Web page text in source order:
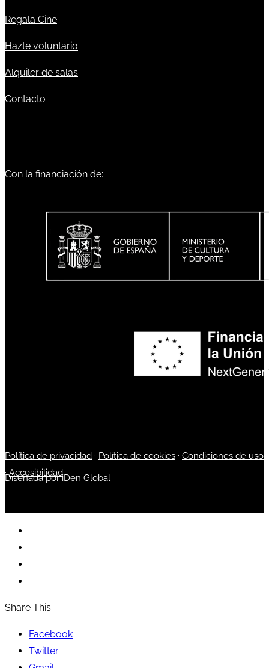
Regala Cine
Hazte voluntario
Alquiler de salas
Contacto
Con la financiación de:
Política de privacidad · Política de cookies · Condiciones de uso
·Accesibilidad
Diseñada poriDen Global
Share This
Facebook
Twitter